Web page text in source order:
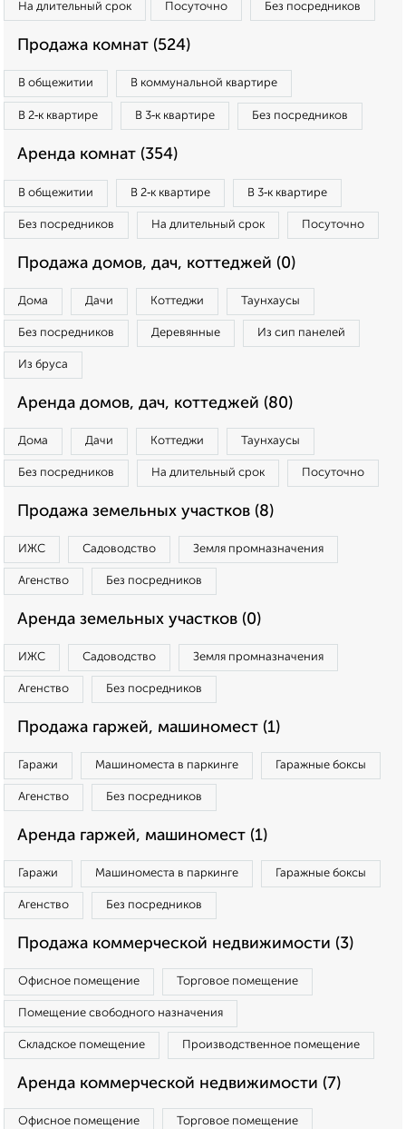
На длительный срок Посуточно Без посредников
Продажа комнат (524)
В общежитии В коммунальной квартире
В 2‑к квартире В 3‑к квартире Без посредников
Аренда комнат (354)
В общежитии В 2‑к квартире В 3‑к квартире
Без посредников На длительный срок Посуточно
Продажа домов, дач, коттеджей (0)
Дома Дачи Коттеджи Таунхаусы
Без посредников Деревянные Из сип панелей
Из бруса
Аренда домов, дач, коттеджей (80)
Дома Дачи Коттеджи Таунхаусы
Без посредников На длительный срок Посуточно
Продажа земельных участков (8)
ИЖС Садоводство Земля промназначения
Агенство Без посредников
Аренда земельных участков (0)
ИЖС Садоводство Земля промназначения
Агенство Без посредников
Продажа гаржей, машиномест (1)
Гаражи Машиноместа в паркинге Гаражные боксы
Агенство Без посредников
Аренда гаржей, машиномест (1)
Гаражи Машиноместа в паркинге Гаражные боксы
Агенство Без посредников
Продажа коммерческой недвижимости (3)
Офисное помещение Торговое помещение
Помещение свободного назначения
Складское помещение Производственное помещение
Аренда коммерческой недвижимости (7)
Офисное помещение Торговое помещение